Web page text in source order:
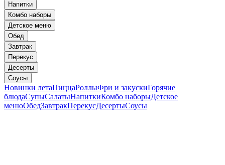
Напитки
Комбо наборы
Детское меню
Обед
Завтрак
Перекус
Десерты
Соусы
Новинки летаПиццаРоллыФри и закускиГорячие
блюдаСупыСалатыНапиткиКомбо наборыДетское
менюОбедЗавтракПерекусДесертыСоусы